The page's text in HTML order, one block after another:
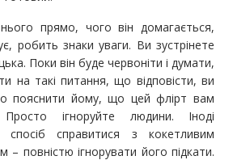
прямо, чого він домагається,
робить знаки уваги. Ви зустрінете
Поки він буде червоніти і думати,
на такі питання, що відповісти, ви
пояснити йому, що цей флірт вам
Просто ігноруйте людини. Іноді
спосіб справитися з кокетливим
– повністю ігнорувати його підкати.